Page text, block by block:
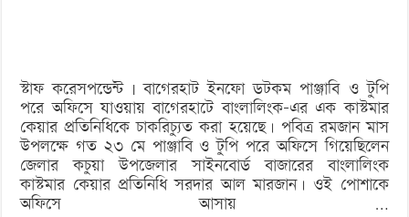
কাস্টমার
কেয়ার
প্রতিনিধির
স্টাফ করেসপন্ডেন্ট | বাগেরহাট ইনফো ডটকম পাঞ্জাবি ও টুপি
পরে অফিসে যাওয়ায় বাগেরহাটে বাংলালিংক-এর এক কাস্টমার
কেয়ার প্রতিনিধিকে চাকরিচ্যুত করা হয়েছে। পবিত্র রমজান মাস
উপলক্ষে গত ২৩ মে পাঞ্জাবি ও টুপি পরে অফিসে গিয়েছিলেন
জেলার কচুয়া উপজেলার সাইনবোর্ড বাজারের বাংলালিংক
কাস্টমার কেয়ার প্রতিনিধি সরদার আল মারজান। ওই পোশাকে
অফিসে আসায় …